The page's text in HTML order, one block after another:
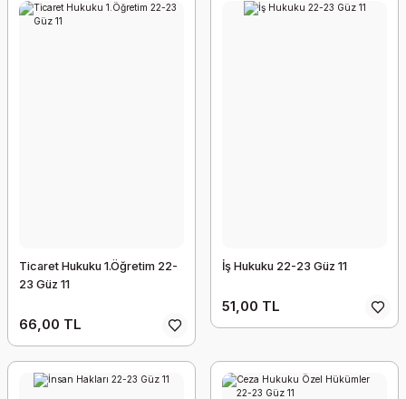
Ticaret Hukuku 1.Öğretim 22-
23 Güz 11
66,00 TL
İş Hukuku 22-23 Güz 11
51,00 TL